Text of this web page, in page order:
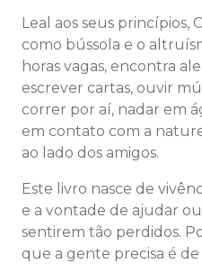
Leal aos seus princípios,
como bússola e o
horas vagas, encontra
escrever cartas, ouvir
correr por aí, nadar em
em contato com a
ao lado dos amigos.
Este livro nasce de
e a vontade de ajudar
sentirem tão perdidos.
que a gente precisa é